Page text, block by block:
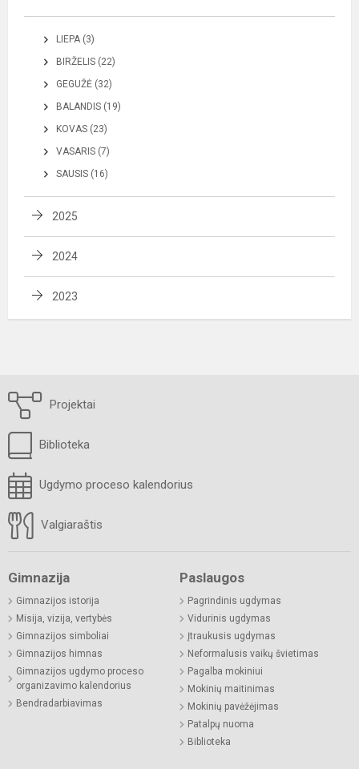
LIEPA (3)
BIRŽELIS (22)
GEGUŽĖ (32)
BALANDIS (19)
KOVAS (23)
VASARIS (7)
SAUSIS (16)
2025
2024
2023
Projektai
Biblioteka
Ugdymo proceso kalendorius
Valgiaraštis
Gimnazija
Gimnazijos istorija
Misija, vizija, vertybės
Gimnazijos simboliai
Gimnazijos himnas
Gimnazijos ugdymo proceso
organizavimo kalendorius
Bendradarbiavimas
Paslaugos
Pagrindinis ugdymas
Vidurinis ugdymas
Įtraukusis ugdymas
Neformalusis vaikų švietimas
Pagalba mokiniui
Mokinių maitinimas
Mokinių pavėžėjimas
Patalpų nuoma
Biblioteka